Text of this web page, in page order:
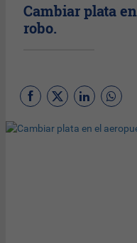
Cambiar plata
robo.